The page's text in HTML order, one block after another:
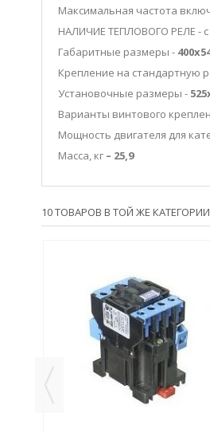
Максимальная частота
НАЛИЧИЕ ТЕПЛОВОГО РЕЛЕ - с
Габаритные размеры -
Крепление на стандартную
Установочные размеры -
Варианты винтового
Мощность двигателя для
Масса, кг – 25,9
10 ТОВАРОВ В ТОЙ ЖЕ